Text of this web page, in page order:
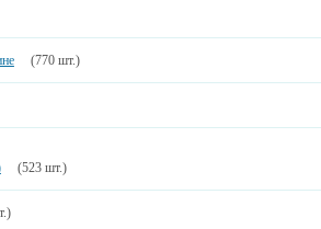
(770 шт.)
(523 шт.)